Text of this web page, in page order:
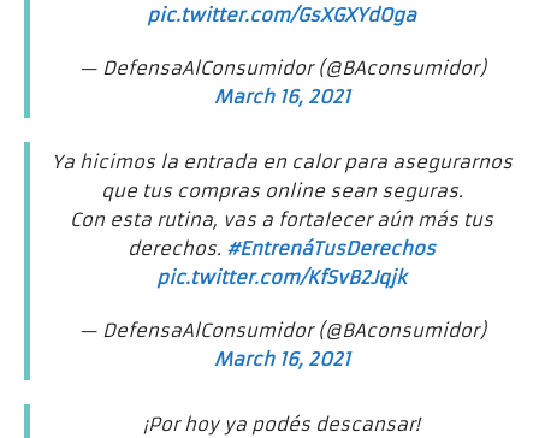
pic.twitter.com/GsXGXYdOga
— DefensaAlConsumidor (@BAconsumidor)
March 16, 2021
Ya hicimos la entrada en calor para asegurarnos
que tus compras online sean seguras.
Con esta rutina, vas a fortalecer aún más tus
derechos. #EntrenáTusDerechos
pic.twitter.com/KfSvB2Jqjk
— DefensaAlConsumidor (@BAconsumidor)
March 16, 2021
¡Por hoy ya podés descansar!